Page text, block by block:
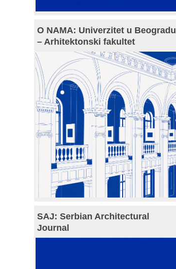
O NAMA: Univerzitet u Beogradu
– Arhitektonski fakultet
SAJ: Serbian Architectural
Journal